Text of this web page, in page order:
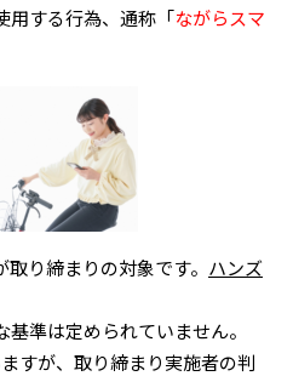
用する行為、通称「ながらスマ
取り締まりの対象です。 ハンズ
準は定められていません。
すが、取り締まり実施者の判